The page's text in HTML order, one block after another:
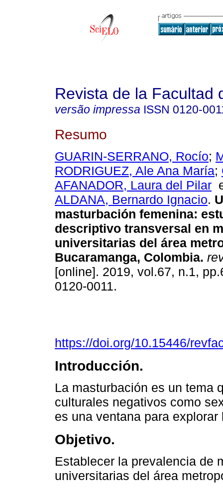
Revista de la Facultad
versão impressa ISSN 0120-
Resumo
GUARIN-SERRANO, Rocío;
RODRIGUEZ, Ale Ana María;
AFANADOR, Laura del Pilar
ALDANA, Bernardo Ignacio.
masturbación femenina:
descriptivo transversal en
universitarias del área
Bucaramanga, Colombia.
[online]. 2019, vol.67, n.1,
0120-0011.
https://doi.org/10.15446/
Introducción.
La masturbación es un tema
culturales negativos como
es una ventana para
Objetivo.
Establecer la prevalencia de
universitarias del área